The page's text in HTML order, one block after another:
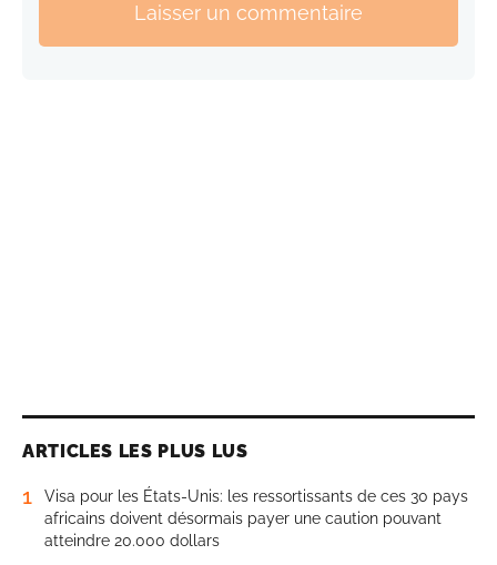
Laisser un commentaire
ARTICLES LES PLUS LUS
1
Visa pour les États-Unis: les ressortissants de ces 30 pays
africains doivent désormais payer une caution pouvant
atteindre 20.000 dollars